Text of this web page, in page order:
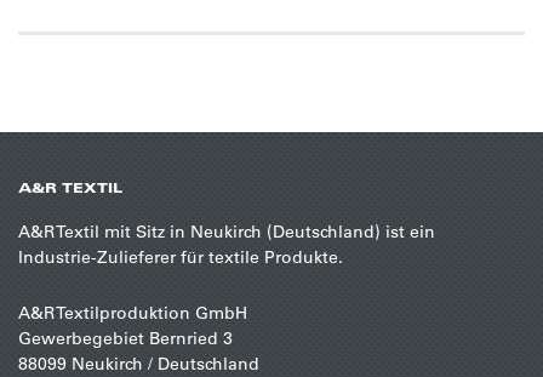
A&R TEXTIL
A&R Textil mit Sitz in Neukirch (Deutschland) ist ein
Industrie-Zulieferer für textile Produkte.
A&R Textilproduktion GmbH
Gewerbegebiet Bernried 3
88099 Neukirch / Deutschland